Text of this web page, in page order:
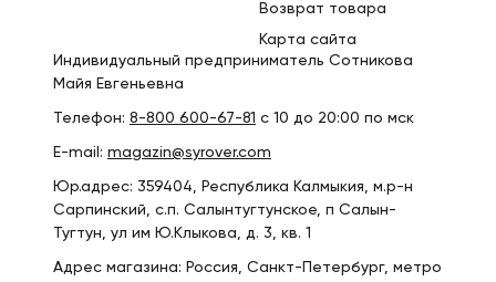
Возврат товара
Карта сайта
Индивидуальный предприниматель Сотникова
Майя Евгеньевна
Телефон: 8-800 600-67-81 с 10 до 20:00 по мск
E-mail: magazin@syrover.com
Юр.адрес: 359404, Республика Калмыкия, м.р-н
Сарпинский, с.п. Салынтугтунское, п Салын-
Тугтун, ул им Ю.Клыкова, д. 3, кв. 1
Адрес магазина: Россия, Санкт-Петербург, метро